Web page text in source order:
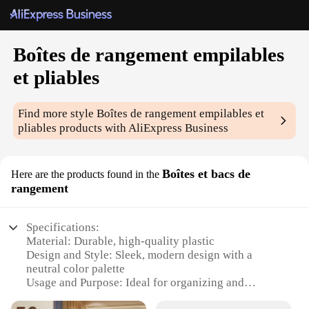
Boîtes de rangement empilables
et pliables
Find more styleBoîtes de rangement empilables et
pliables products with AliExpress Business
Here are the products found in the Boîtes et bacs de
rangement
Specifications:
Material: Durable, high-quality plastic
Design and Style: Sleek, modern design with a
neutral color palette
Usage and Purpose: Ideal for organizing and